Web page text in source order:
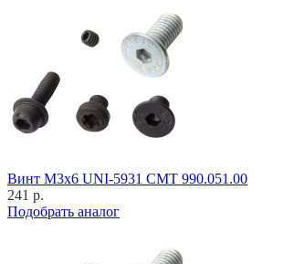
Винт M3x6 UNI-5931 CMT 990.051.00
241 р.
Подобрать аналог